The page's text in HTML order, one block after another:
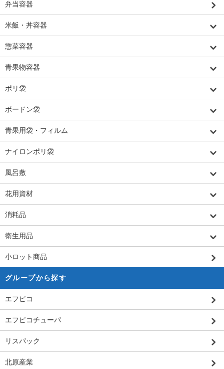
弁当容器
米飯・丼容器
惣菜容器
青果物容器
ポリ袋
ボードン袋
青果用袋・フィルム
ナイロンポリ袋
風呂敷
花用資材
消耗品
衛生用品
小ロット商品
グループから探す
エフピコ
エフピコチューパ
リスパック
北原産業